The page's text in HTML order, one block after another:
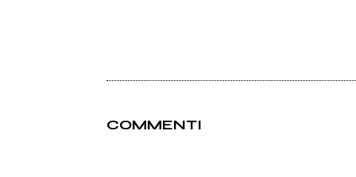
COMMENTI